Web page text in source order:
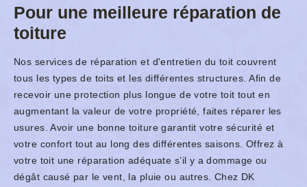
Pour une meilleure réparation de
toiture
Nos services de réparation et d'entretien du toit couvrent
tous les types de toits et les différentes structures. Afin de
recevoir une protection plus longue de votre toit tout en
augmentant la valeur de votre propriété, faites réparer les
usures. Avoir une bonne toiture garantit votre sécurité et
votre confort tout au long des différentes saisons. Offrez à
votre toit une réparation adéquate s’il y a dommage ou
dégât causé par le vent, la pluie ou autres. Chez DK